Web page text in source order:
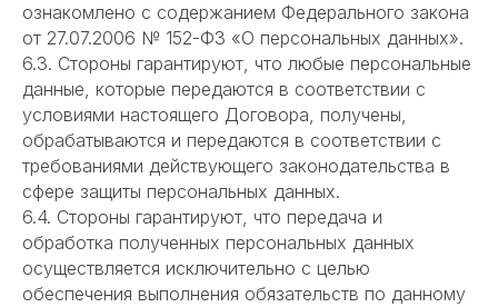
ознакомлено с содержанием Федерального закона
от 27.07.2006 № 152-ФЗ «О персональных данных».
6.3. Стороны гарантируют, что любые персональные
данные, которые передаются в соответствии с
условиями настоящего Договора, получены,
обрабатываются и передаются в соответствии с
требованиями действующего законодательства в
сфере защиты персональных данных.
6.4. Стороны гарантируют, что передача и
обработка полученных персональных данных
осуществляется исключительно с целью
обеспечения выполнения обязательств по данному